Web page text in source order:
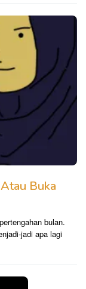
Buka
bulan.
jadi apa lagi